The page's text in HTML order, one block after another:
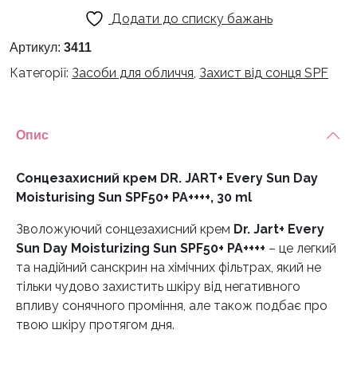
Додати до списку бажань
Артикул: 3411
Категорії: Засоби для обличчя, Захист від сонця SPF
Опис
Сонцезахисний крем DR. JART+ Every Sun Day
Moisturising Sun SPF50+ PA++++, 30 ml
Зволожуючий сонцезахисний крем Dr. Jart+ Every
Sun Day Moisturizing Sun SPF50+ PA++++ – це легкий
та надійний санскрин на хімічних фільтрах, який не
тільки чудово захистить шкіру від негативного
впливу сонячного проміння, але також подбає про
твою шкіру протягом дня.